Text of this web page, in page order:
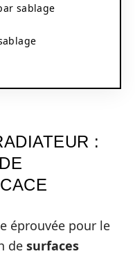
sablage
:
éprouvée pour le
de surfaces